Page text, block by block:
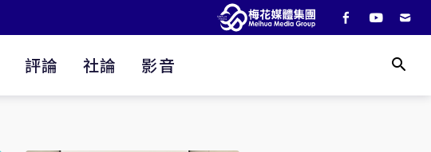
評論 社論 影音